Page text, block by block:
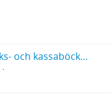
Tio stycken antecknings-, dagboks- och kassaböcker delvis med interfolierade almanacksblad